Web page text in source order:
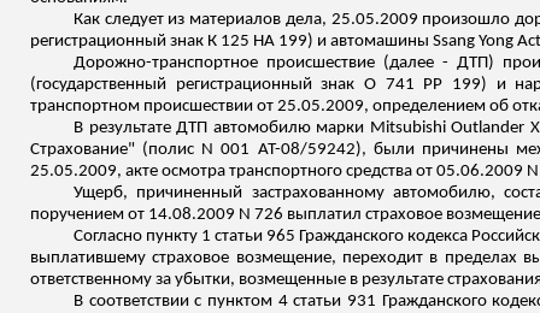
Как следует из материалов дела, 25.05.2009 произошло
регистрационный знак К 125 НА 199) и автомашины Ssang Yong
Дорожно-транспортное происшествие (далее - ДТП)
(государственный регистрационный знак О 741 РР 199) и
транспортном происшествии от 25.05.2009, определением об
В результате ДТП автомобилю марки Mitsubishi Outlander
Страхование" (полис N 001 АТ-08/59242), были причинены
25.05.2009, акте осмотра транспортного средства от 05.06.2009
Ущерб, причиненный застрахованному автомобилю,
поручением от 14.08.2009 N 726 выплатил страховое
Согласно пункту 1 статьи 965 Гражданского кодекса
выплатившему страховое возмещение, переходит в пределах
ответственному за убытки, возмещенные в результате
В соответствии с пунктом 4 статьи 931 Гражданского